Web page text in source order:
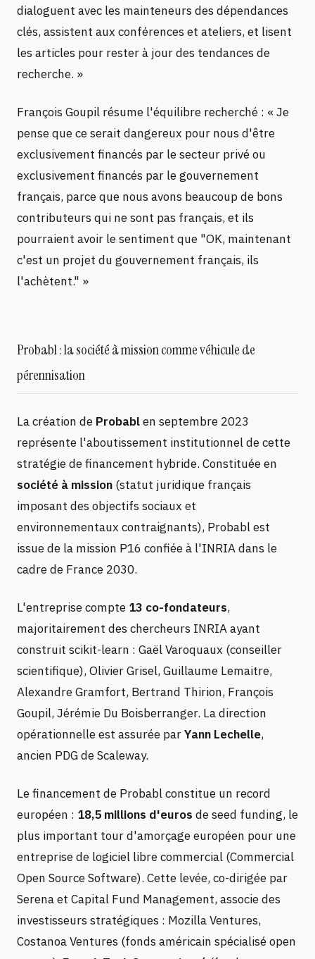
dialoguent avec les mainteneurs des dépendances
clés, assistent aux conférences et ateliers, et lisent
les articles pour rester à jour des tendances de
recherche. »
François Goupil résume l'équilibre recherché : « Je
pense que ce serait dangereux pour nous d'être
exclusivement financés par le secteur privé ou
exclusivement financés par le gouvernement
français, parce que nous avons beaucoup de bons
contributeurs qui ne sont pas français, et ils
pourraient avoir le sentiment que "OK, maintenant
c'est un projet du gouvernement français, ils
l'achètent." »
Probabl : la société à mission comme véhicule de
pérennisation
La création de Probablen septembre 2023
représente l'aboutissement institutionnel de cette
stratégie de financement hybride. Constituée en
société à mission (statut juridique français
imposant des objectifs sociaux et
environnementaux contraignants), Probabl est
issue de la mission P16 confiée à l'INRIA dans le
cadre de France 2030.
L'entreprise compte 13 co-fondateurs,
majoritairement des chercheurs INRIA ayant
construit scikit-learn : Gaël Varoquaux (conseiller
scientifique), Olivier Grisel, Guillaume Lemaitre,
Alexandre Gramfort, Bertrand Thirion, François
Goupil, Jérémie Du Boisberranger. La direction
opérationnelle est assurée parYann Lechelle,
ancien PDG de Scaleway.
Le financement de Probabl constitue un record
européen : 18,5 millions d'euros de seed funding, le
plus important tour d'amorçage européen pour une
entreprise de logiciel libre commercial (Commercial
Open Source Software). Cette levée, co-dirigée par
Serena et Capital Fund Management, associe des
investisseurs stratégiques : Mozilla Ventures,
Costanoa Ventures (fonds américain spécialisé open